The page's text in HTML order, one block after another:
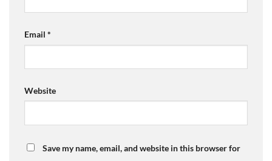
Email *
Website
Save my name, email, and website in this browser for